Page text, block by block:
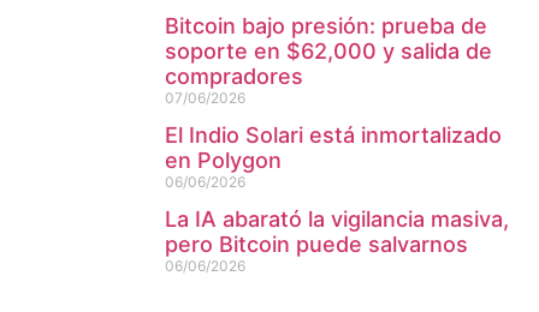
Bitcoin bajo presión: prueba de
soporte en $62,000 y salida de
compradores
07/06/2026
El Indio Solari está inmortalizado
en Polygon
06/06/2026
La IA abarató la vigilancia masiva,
pero Bitcoin puede salvarnos
06/06/2026